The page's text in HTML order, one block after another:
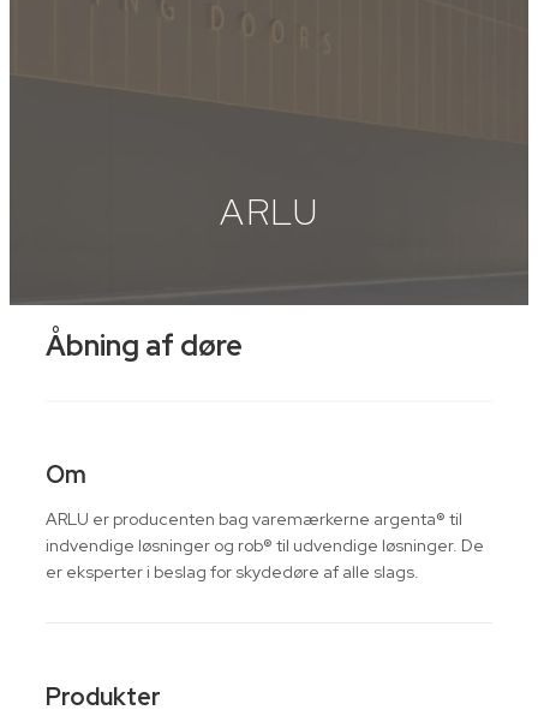
ARLU
Åbning af døre
Om
ARLU er producenten bag varemærkerne argenta® til
indvendige løsninger og rob® til udvendige løsninger. De
er eksperter i beslag for skydedøre af alle slags.
Produkter